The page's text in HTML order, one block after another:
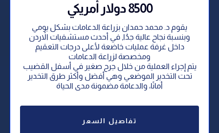
8500 دولار أمريكي
يقوم د. محمد حمدان بزراعة الدعامات بشكل يومي
وبنسبة نجاح عالية جدُا, في أحدث مستشفيات الاْردن
داخل غرفة عمليات خاضعة لأعلى درجات التعقيم
ومخصصة لزراعة الدعامات
يتم إجراء العملية من خلال جرح صغير في أسفل القضيب
تحت التخدير الموضعي وهي أفضل وأكثر طرق التخدير
أمانًا، والدعامة مضمونة مدى الحياة
تفاصيل السعر